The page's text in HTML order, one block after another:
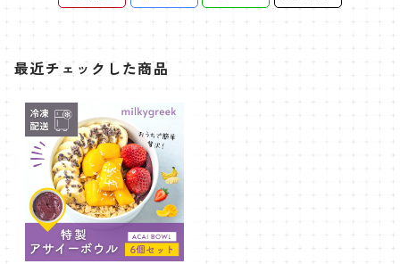
最近チェックした商品